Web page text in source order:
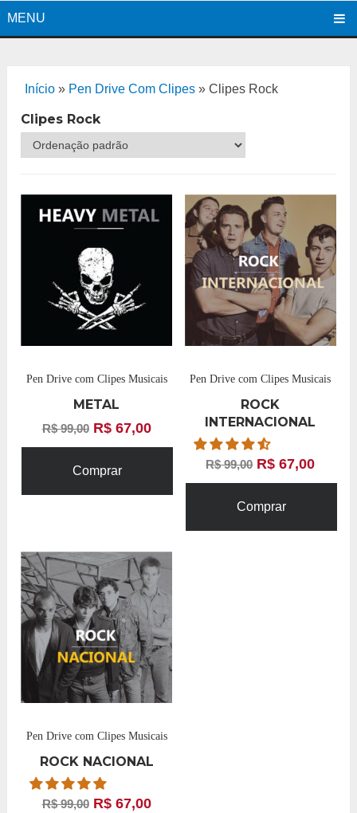
MENU
Início » Pen Drive Com Clipes »Clipes Rock
Clipes Rock
Pen Drive com Clipes Musicais
METAL
R$99,00 R$67,00
Comprar
Pen Drive com Clipes Musicais
ROCK
INTERNACIONAL
R$99,00 R$ 67,00
Comprar
Pen Drive com Clipes Musicais
ROCK NACIONAL
R$99,00 R$67,00